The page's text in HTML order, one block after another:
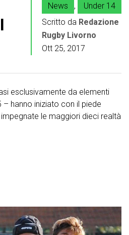
News ,
Under 14
Scritto da Redazione
Rugby Livorno
Ott 25, 2017
esclusivamente da elementi
hanno iniziato con il piede
le maggiori dieci realtà